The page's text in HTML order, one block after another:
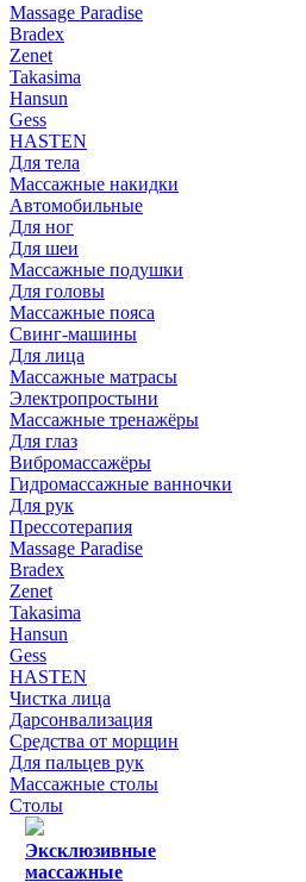
Massage Paradise
Bradex
Zenet
Takasima
Hansun
Gess
HASTEN
Для тела
Массажные накидки
Автомобильные
Для ног
Для шеи
Массажные подушки
Для головы
Массажные пояса
Свинг-машины
Для лица
Массажные матрасы
Электропростыни
Массажные тренажёры
Для глаз
Вибромассажёры
Гидромассажные ванночки
Для рук
Прессотерапия
Massage Paradise
Bradex
Zenet
Takasima
Hansun
Gess
HASTEN
Чистка лица
Дарсонвализация
Средства от морщин
Для пальцев рук
Массажные столы
Столы
Эксклюзивные
массажные